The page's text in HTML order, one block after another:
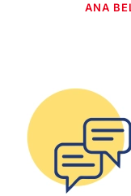
ANA